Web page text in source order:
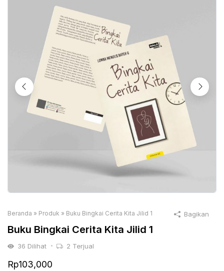
Beranda » Produk » Buku Bingkai Cerita Kita Jilid 1
Buku Bingkai Cerita Kita Jilid 1
36 Dilihat 2 Terjual
Rp103,000
Bagikan